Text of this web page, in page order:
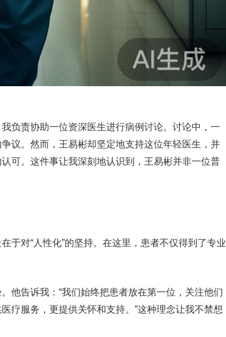
负责协助一位资深医生进行病例讨论。讨论中，一
议。然而，王易彬却坚定地支持这位年轻医生，并
可。这件事让我深刻地认识到，王易彬并非一位普
于对“人性化”的坚持。在这里，患者不仅得到了专业
他告诉我：“我们始终把患者放在第一位，关注他们
疗服务，更提供关怀和支持。”这种理念让我不禁想